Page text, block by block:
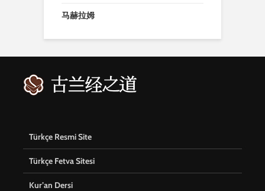
马赫拉姆
Türkçe Resmi Site
Türkçe Fetva Sitesi
Kur’an Dersi